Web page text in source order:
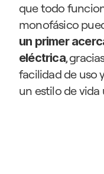
que todo
monofásico
un primer
eléctrica,
facilidad de uso
un estilo de vida